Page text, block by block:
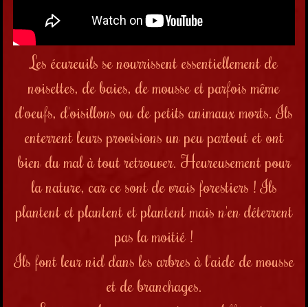
Les écureuils se nourrissent essentiellement de
noisettes, de baies, de mousse et parfois même
d'oeufs, d'oisillons ou de petits animaux morts. Ils
enterrent leurs provisions un peu partout et ont
bien du mal à tout retrouver. Heureusement pour
la nature, car ce sont de vrais forestiers ! Ils
plantent et plantent et plantent mais n'en déterrent
pas la moitié !
Ils font leur nid dans les arbres à l'aide de mousse
et de branchages.